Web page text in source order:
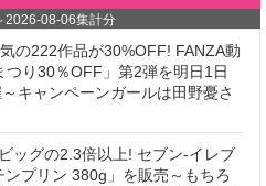
2026-08-06集計分
の222作品が30%OFF! FANZA動
つり30％OFF」第2弾を明日1日
キャンペーンガールは田野憂さ
ッグの2.3倍以上! セブン‐イレブ
ンプリン 380g」を販売～もちろ